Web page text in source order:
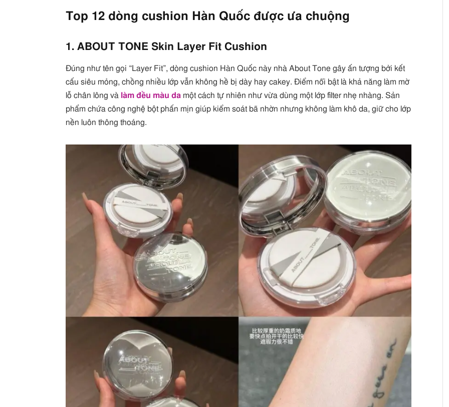
Top 12 dòng cushion Hàn Quốc được ưa chuộng
1. ABOUT TONE Skin Layer Fit Cushion
Đúng như tên gọi “Layer Fit”, dòng cushion Hàn Quốc này nhà About Tone gây ấn tượng bởi kết
cấu siêu mỏng, chồng nhiều lớp vẫn không hề bị dày hay cakey. Điểm nổi bật là khả năng làm mờ
lỗ chân lông và làm đều màu da một cách tự nhiên như vừa dùng một lớp filter nhẹ nhàng. Sản
phẩm chứa công nghệ bột phấn mịn giúp kiểm soát bã nhờn nhưng không làm khô da, giữ cho lớp
nền luôn thông thoáng.